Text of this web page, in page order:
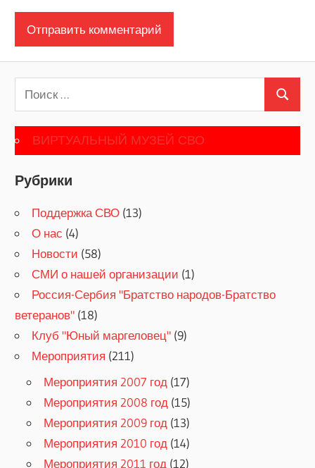
Поиск
для:
Поиск
ВИРТУАЛЬНЫЙ МУЗЕЙ СВО
Рубрики
Поддержка СВО (13)
О нас (4)
Новости (58)
СМИ о нашей организации (1)
Россия-Сербия "Братство народов-Братство
ветеранов" (18)
Клуб "Юный маргеловец" (9)
Мероприятия (211)
Мероприятия 2007 год (17)
Мероприятия 2008 год (15)
Мероприятия 2009 год (13)
Мероприятия 2010 год (14)
Мероприятия 2011 год (12)